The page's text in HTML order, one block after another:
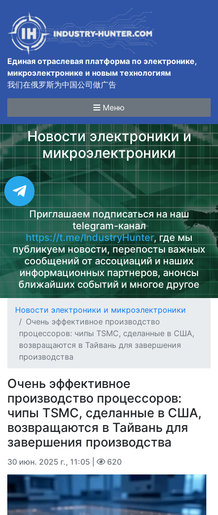
Единая отраслевая платформа по электронике,
микроэлектронике и новым технологиям
我们在俄罗斯为中国公司做广告
Меню
Новости электроники и
микроэлектроники
Приглашаем подписаться на наш
telegram-канал
https://t.me/IndustryHunter, где мы
публикуем новости, перепосты важных
сообщений от ассоциаций и наших
информационных партнеров, анонсы
ближайших событий и многое другое
Новости электроники и микроэлектроники
Очень эффективное производство
процессоров: чипы TSMC, сделанные в США,
возвращаются в Тайвань для завершения
производства
Очень эффективное
производство процессоров:
чипы TSMC, сделанные в США,
возвращаются в Тайвань для
завершения производства
30 июн. 2025 г., 11:05 620